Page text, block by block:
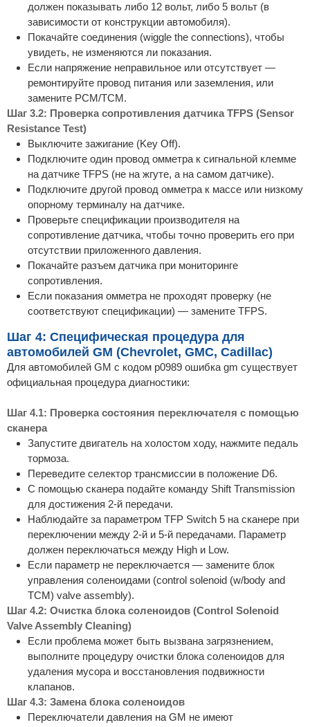
должен показывать либо 12 вольт, либо 5 вольт (в
зависимости от конструкции автомобиля).
Покачайте соединения (wiggle the connections), чтобы
увидеть, не изменяются ли показания.
Если напряжение неправильное или отсутствует —
ремонтируйте провод питания или заземления, или
замените PCM/TCM.
Шаг 3.2: Проверка сопротивления датчика TFPS (Sensor
Resistance Test)
Выключите зажигание (Key Off).
Подключите один провод омметра к сигнальной клемме
на датчике TFPS (не на жгуте, а на самом датчике).
Подключите другой провод омметра к массе или низкому
опорному терминалу на датчике.
Проверьте спецификации производителя на
сопротивление датчика, чтобы точно проверить его при
отсутствии приложенного давления.
Покачайте разъем датчика при мониторинге
сопротивления.
Если показания омметра не проходят проверку (не
соответствуют спецификации) — замените TFPS.
Шаг 4: Специфическая процедура для
автомобилей GM (Chevrolet, GMC, Cadillac)
Для автомобилей GM с кодом p0989 ошибка gm существует
официальная процедура диагностики:
Шаг 4.1: Проверка состояния переключателя с помощью
сканера
Запустите двигатель на холостом ходу, нажмите педаль
тормоза.
Переведите селектор трансмиссии в положение D6.
С помощью сканера подайте команду Shift Transmission
для достижения 2-й передачи.
Наблюдайте за параметром TFP Switch 5 на сканере при
переключении между 2-й и 5-й передачами. Параметр
должен переключаться между High и Low.
Если параметр не переключается — замените блок
управления соленоидами (control solenoid (w/body and
TCM) valve assembly).
Шаг 4.2: Очистка блока соленоидов (Control Solenoid
Valve Assembly Cleaning)
Если проблема может быть вызвана загрязнением,
выполните процедуру очистки блока соленоидов для
удаления мусора и восстановления подвижности
клапанов.
Шаг 4.3: Замена блока соленоидов
Переключатели давления на GM не имеют